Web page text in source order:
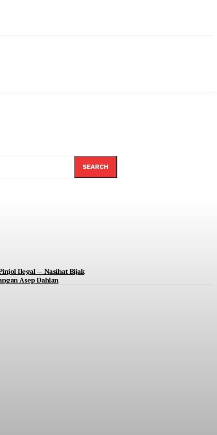
SEARCH
Ilegal — Nasihat Bijak
Asep Dahlan